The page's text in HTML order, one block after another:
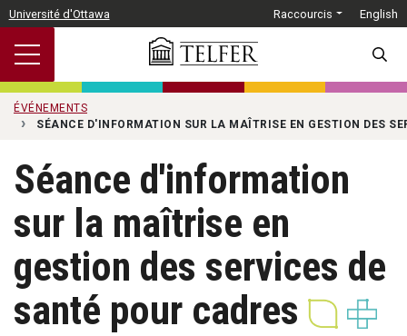
Passer au contenu principal
Université d'Ottawa Raccourcis English
ÉVÉNEMENTS
SÉANCE D'INFORMATION SUR LA MAÎTRISE EN GESTION DES
Séance d'information
sur la maîtrise en
gestion des services de
santé pour cadres